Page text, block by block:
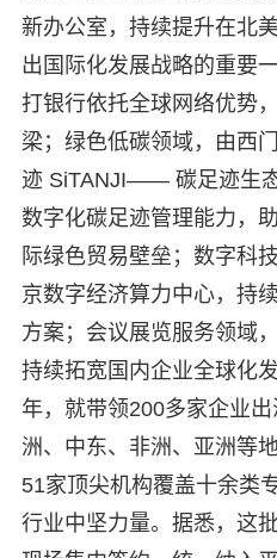
新办公室，持续提升在北
出国际化发展战略的重要
打银行依托全球网络优势
梁；绿色低碳领域，由西
迹 SiTANJI—— 碳足迹生
数字化碳足迹管理能力，
际绿色贸易壁垒；数字科
京数字经济算力中心，持
方案；会议展览服务领域
持续拓宽国内企业全球化
年，就带领200多家企业
洲、中东、非洲、亚洲
51家顶尖机构覆盖十余类
行业中坚力量。据悉，这